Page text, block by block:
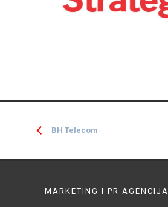
BH Telecom
MARKETING I PR AGENCIJA